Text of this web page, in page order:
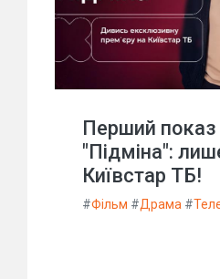
Перший показ
"Підміна":
Київстар ТБ!
#Фільм #Драма #